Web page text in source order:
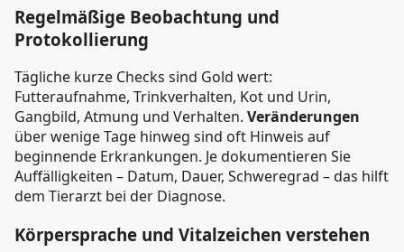
Regelmäßige Beobachtung und
Protokollierung
Tägliche kurze Checks sind Gold wert:
Futteraufnahme, Trinkverhalten, Kot und Urin,
Gangbild, Atmung und Verhalten. Veränderungen
über wenige Tage hinweg sind oft Hinweis auf
beginnende Erkrankungen. Je dokumentieren Sie
Auffälligkeiten – Datum, Dauer, Schweregrad – das hilft
dem Tierarzt bei der Diagnose.
Körpersprache und Vitalzeichen verstehen